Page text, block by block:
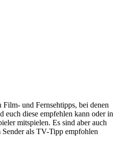
und Fernsehtipps, bei denen
euch diese empfehlen kann oder in
mitspielen. Es sind aber auch
als TV-Tipp empfohlen